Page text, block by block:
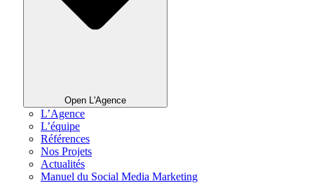
Open L'Agence
L’Agence
L’équipe
Références
Nos Projets
Actualités
Manuel du Social Media Marketing